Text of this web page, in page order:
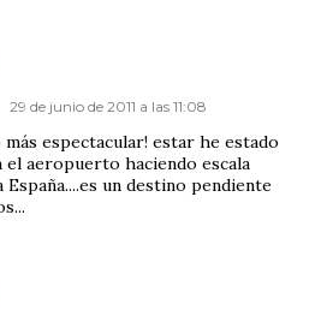
29 de junio de 2011 a las 11:08
espectacular! estar he estado
aeropuerto haciendo escala
un destino pendiente